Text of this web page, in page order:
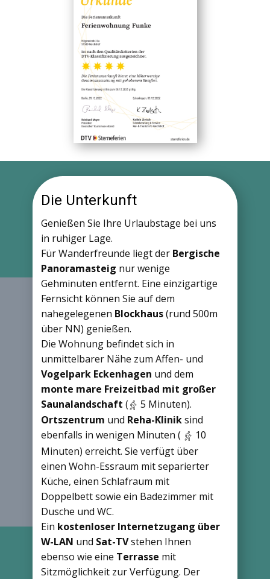
Die Unterkunft
Genießen Sie Ihre Urlaubstage bei uns
in ruhiger Lage.
Für Wanderfreunde liegt der Bergische
Panoramasteig nur wenige
Gehminuten entfernt. Eine einzigartige
Fernsicht können Sie auf dem
nahegelegenen Blockhaus(rund 500m
über NN) genießen.
Die Wohnung befindet sich in
unmittelbarer Nähe zum Affen- und
Vogelpark Eckenhagen und dem
monte mare Freizeitbad mit großer
Saunalandschaft (
5 Minuten).
Ortszentrum und Reha-Kliniksind
ebenfalls in wenigen Minuten (
10
Minuten) erreicht. Sie verfügt über
einen Wohn-Essraum mit separierter
Küche, einen Schlafraum mit
Doppelbett sowie ein Badezimmer mit
Dusche und WC.
Ein kostenloser Internetzugang über
W-LAN und Sat-TVstehen Ihnen
ebenso wie eine Terrasse mit
Sitzmöglichkeit zur Verfügung. Der